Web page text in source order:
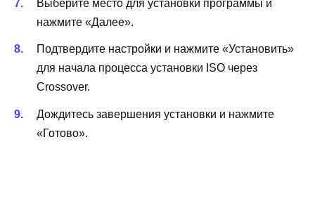
Выберите место для установки программы и
нажмите «Далее».
Подтвердите настройки и нажмите «Установить»
для начала процесса установки ISO через
Crossover.
Дождитесь завершения установки и нажмите
«Готово».